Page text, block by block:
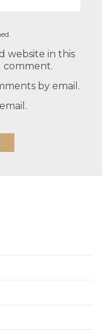
website in this
comment.
by email.